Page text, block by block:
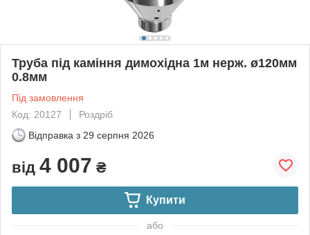
Труба під каміння димохідна 1м нерж. ø120мм
0.8мм
Під замовлення
Код: 20127
Роздріб
Відправка з 29 серпня 2026
від 4 007 ₴
Купити
або